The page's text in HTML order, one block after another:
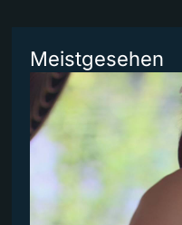
Meistgesehen